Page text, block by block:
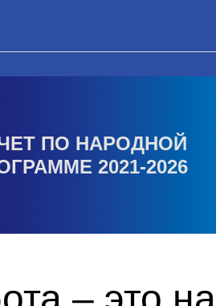
ПО НАРОДНОЙ
2021-2026